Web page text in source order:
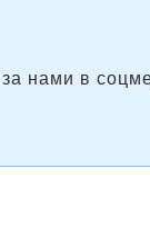
за нами в